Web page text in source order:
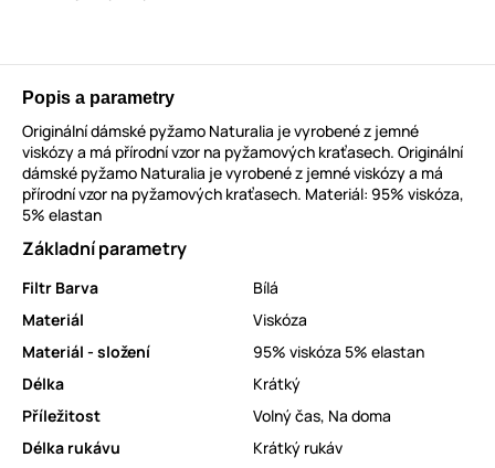
Popis a parametry
Originální dámské pyžamo Naturalia je vyrobené z jemné
viskózy a má přírodní vzor na pyžamových kraťasech. Originální
dámské pyžamo Naturalia je vyrobené z jemné viskózy a má
přírodní vzor na pyžamových kraťasech. Materiál: 95% viskóza,
5% elastan
Základní parametry
Filtr Barva
Bílá
Materiál
Viskóza
Materiál - složení
95% viskóza 5% elastan
Délka
Krátký
Příležitost
Volný čas, Na doma
Délka rukávu
Krátký rukáv